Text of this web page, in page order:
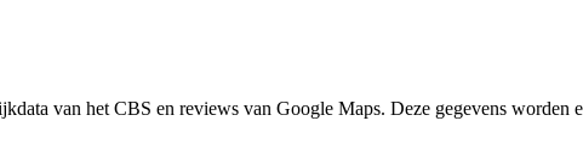
van het CBS en reviews van Google Maps. Deze gegevens worden